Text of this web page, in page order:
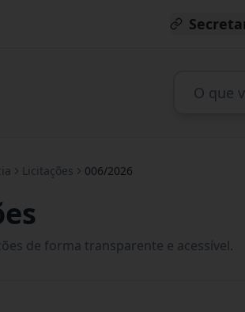
Licitações 006/2026
de forma transparente e acessível.